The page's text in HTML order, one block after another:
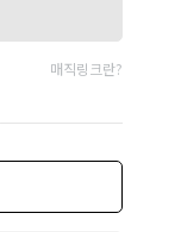
매직링크란?